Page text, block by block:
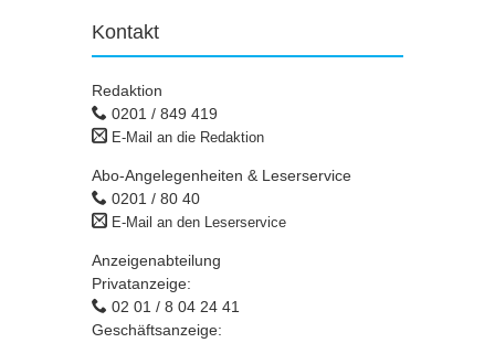
Kontakt
Redaktion
0201 / 849 419
E-Mail an die Redaktion
Abo-Angelegenheiten & Leserservice
0201 / 80 40
E-Mail an den Leserservice
Anzeigenabteilung
Privatanzeige:
02 01 / 8 04 24 41
Geschäftsanzeige: